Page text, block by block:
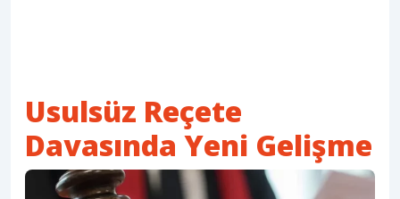
Usulsüz Reçete
Davasında Yeni Gelişme